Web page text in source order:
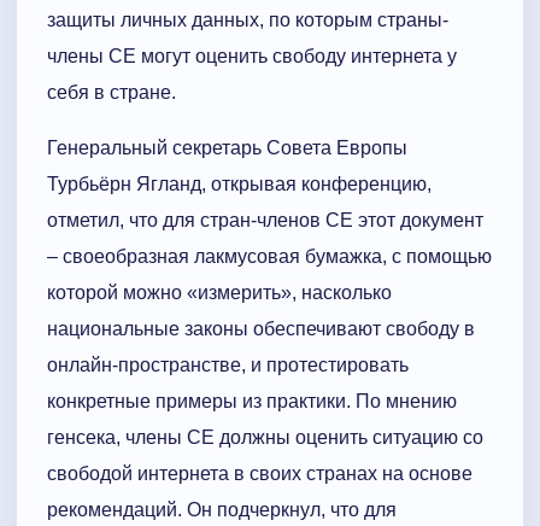
защиты личных данных, по которым страны-
члены СЕ могут оценить свободу интернета у
себя в стране.
Генеральный секретарь Совета Европы
Турбьёрн Ягланд, открывая конференцию,
отметил, что для стран-членов СЕ этот документ
– своеобразная лакмусовая бумажка, с помощью
которой можно «измерить», насколько
национальные законы обеспечивают свободу в
онлайн-пространстве, и протестировать
конкретные примеры из практики. По мнению
генсека, члены СЕ должны оценить ситуацию со
свободой интернета в своих странах на основе
рекомендаций. Он подчеркнул, что для